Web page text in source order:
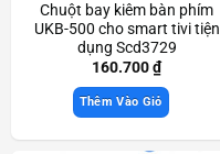
Chuột bay kiêm bàn phím
UKB-500 cho smart tivi tiện
dụng Scd3729
160.700₫
Thêm Vào Giỏ